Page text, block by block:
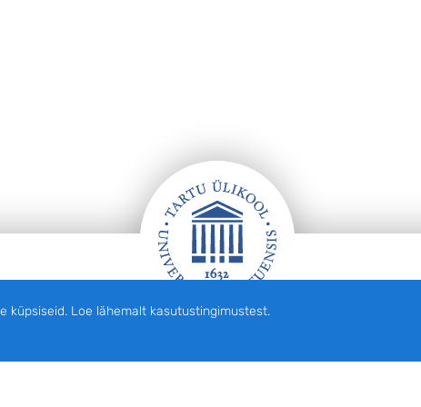
küpsiseid. Loe lähemalt kasutustingimustest.